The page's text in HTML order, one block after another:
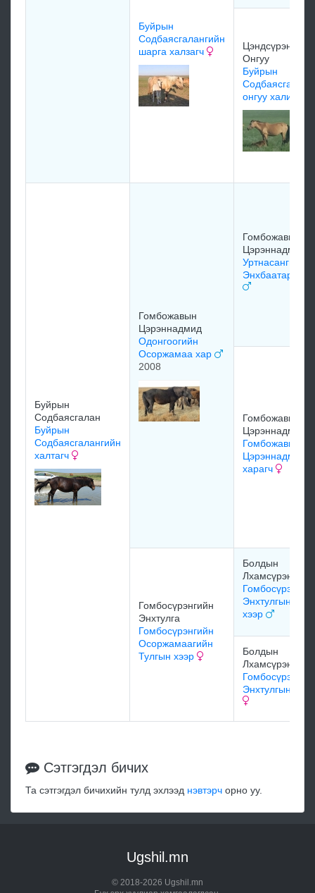
Буйрын
Содбаясгалангийн
шарга халзагч
Цэндсүрэнгийн
Онгуу
Буйрын
онгуу халиугч
Буйрын
Содбаясгалан
Буйрын
Содбаясгалангийн
халтагч
Гомбожавын
Цэрэннадмид
Одонгоогийн
Осоржамаа хар
2008
Гомбожавын
Цэрэннадмид
Уртнасангийн
Энхбаатарын
Гомбожавын
Цэрэннадмид
Гомбожавын
харагч
Гомбосүрэнгийн
Энхтулга
Гомбосүрэнгийн
Осоржамаагийн
Тулгын хээр
Болдын
Лхамсүрэн
Энхтулгын
хээр
Болдын
Лхамсүрэн
Энхтулгын
Сэтгэгдэл бичих
Та сэтгэгдэл бичихийн тулд эхлээд нэвтэрч орно уу.
Ugshil.mn
© 2018-2026 Ugshil.mn